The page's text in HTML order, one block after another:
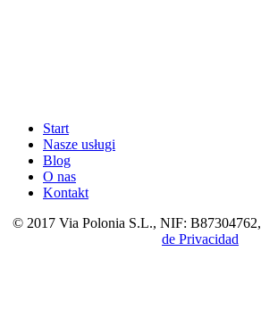
Start
Nasze usługi
Blog
O nas
Kontakt
© 2017 Via Polonia S.L., NIF: B87304762,
de Privacidad